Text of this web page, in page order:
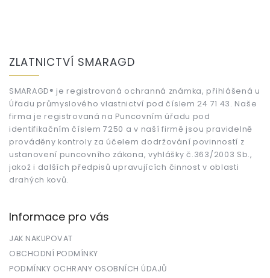
ZLATNICTVÍ SMARAGD
SMARAGD® je registrovaná ochranná známka, přihlášená u
Úřadu průmyslového vlastnictví pod číslem 24 71 43. Naše
firma je registrovaná na Puncovním úřadu pod
identifikačním číslem 7250 a v naší firmě jsou pravidelně
prováděny kontroly za účelem dodržování povinností z
ustanovení puncovního zákona, vyhlášky č.363/2003 Sb.,
jakož i dalších předpisů upravujících činnost v oblasti
drahých kovů.
Informace pro vás
JAK NAKUPOVAT
OBCHODNÍ PODMÍNKY
PODMÍNKY OCHRANY OSOBNÍCH ÚDAJŮ